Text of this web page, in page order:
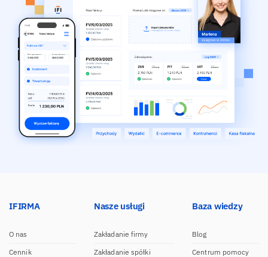
IFIRMA
O nas
Cennik
Nasze usługi
Zakładanie firmy
Zakładanie spółki
Baza wiedzy
Blog
Centrum pomocy